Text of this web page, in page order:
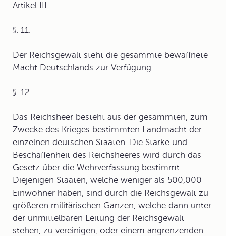
Artikel III.
§. 11.
Der Reichsgewalt steht die gesammte bewaffnete
Macht Deutschlands zur Verfügung.
§. 12.
Das Reichsheer besteht aus der gesammten, zum
Zwecke des Krieges bestimmten Landmacht der
einzelnen deutschen Staaten. Die Stärke und
Beschaffenheit des Reichsheeres wird durch das
Gesetz über die Wehrverfassung bestimmt.
Diejenigen Staaten, welche weniger als 500,000
Einwohner haben, sind durch die Reichsgewalt zu
größeren militärischen Ganzen, welche dann unter
der unmittelbaren Leitung der Reichsgewalt
stehen, zu vereinigen, oder einem angrenzenden